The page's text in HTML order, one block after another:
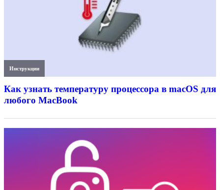
Инструкции
Как узнать температуру процессора в macOS для
любого MacBook